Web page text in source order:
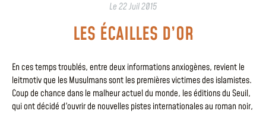
Le22 Juil 2015
LES ÉCAILLES D’OR
En ces temps troublés, entre deux informations anxiogènes, revient le
leitmotiv que les Musulmans sont les premières victimes des islamistes.
Coup de chance dans le malheur actuel du monde, les éditions du Seuil,
qui ont décidé d'ouvrir de nouvelles pistes internationales au roman noir,